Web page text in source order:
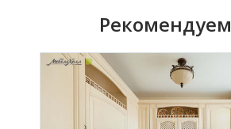
Рекомендуем